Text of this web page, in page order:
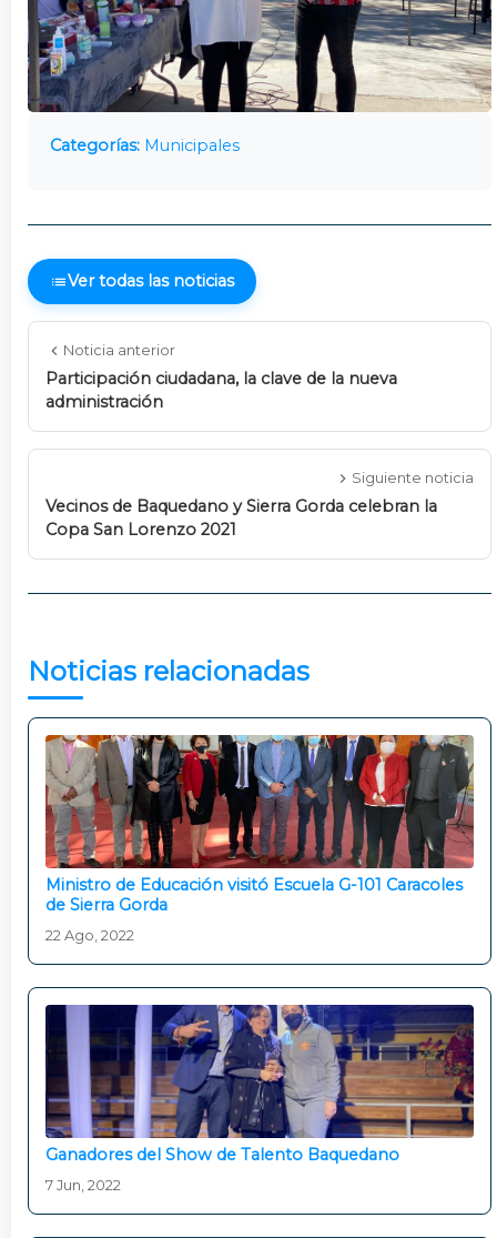
Categorías: Municipales
Noticia anterior
Participación ciudadana, la clave de la nueva
administración
Ver todas las noticias
Siguiente noticia
Vecinos de Baquedano y Sierra Gorda celebran la
Copa San Lorenzo 2021
Noticias relacionadas
Ministro de Educación visitó Escuela G-101 Caracoles
de Sierra Gorda
22 Ago, 2022
Ganadores del Show de Talento Baquedano
7 Jun, 2022